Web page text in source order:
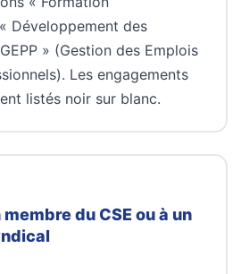
Développement des
» (Gestion des Emplois
Les engagements
listés noir sur blanc.
du CSE ou à un